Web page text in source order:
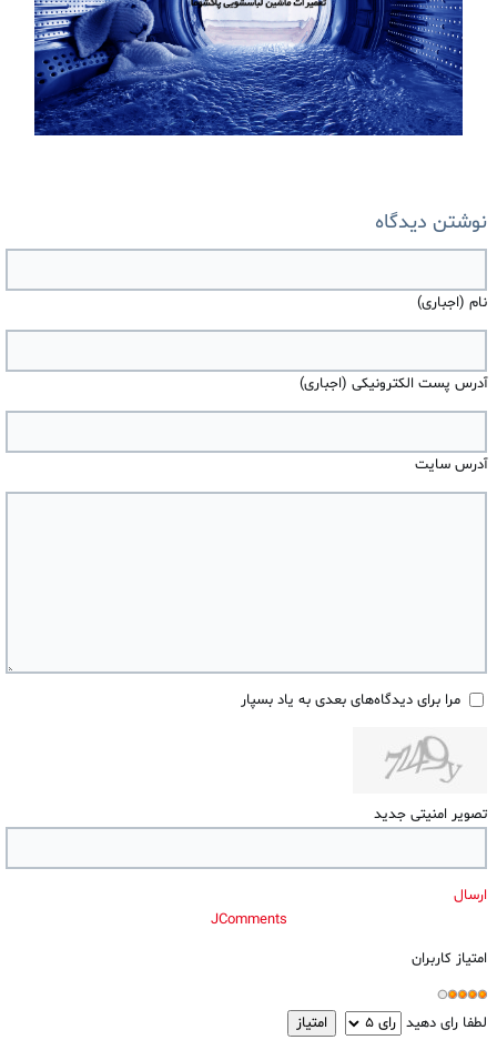
نوشتن دیدگاه
نام (اجباری)
آدرس پست الکترونیکی (اجباری)
آدرس سایت
مرا برای دیدگاه‌های بعدی به یاد بسپار
تصویر امنیتی جدید
ارسال
JComments
امتیاز کاربران
لطفا رای دهید